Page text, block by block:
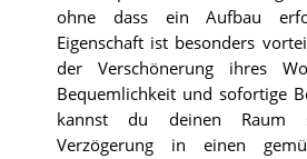
ohne dass ein Aufbau
Eigenschaft ist besonders
der Verschönerung ihres
Bequemlichkeit und sofortige
kannst du deinen Raum
Verzögerung in einen